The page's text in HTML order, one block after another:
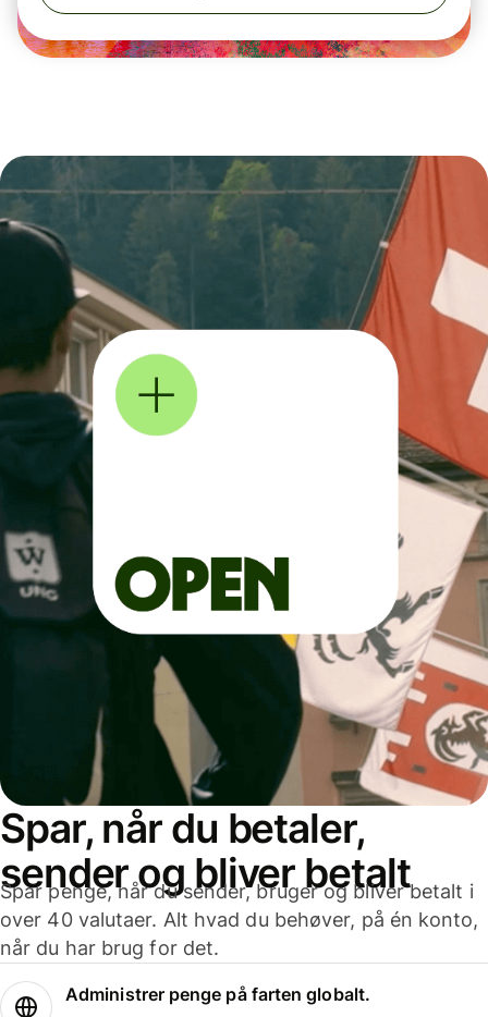
Spar, når du betaler,
sender og bliver betalt
Spar penge, når du sender, bruger og bliver betalt i
over 40 valutaer. Alt hvad du behøver, på én konto,
når du har brug for det.
Administrer penge på farten globalt.